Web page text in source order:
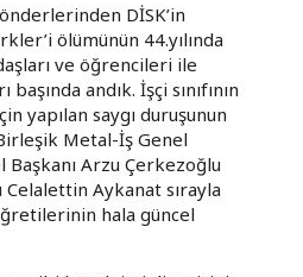
DİSK’in
ölümünün 44.yılında
ve öğrencileri ile
andık. İşçi sınıfının
yapılan saygı duruşunun
Metal-İş Genel
Başkanı Arzu Çerkezoğlu
Celalettin Aykanat sırayla
hala güncel